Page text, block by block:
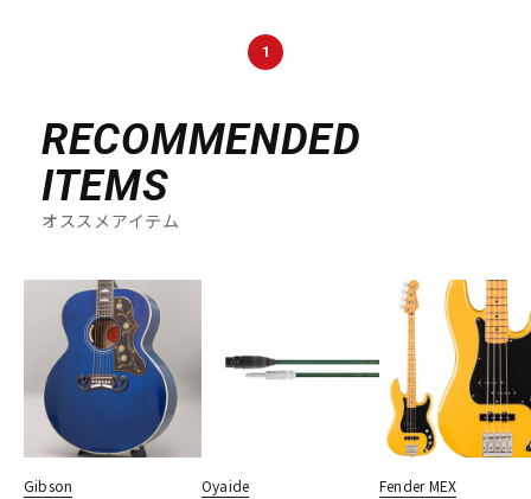
配信/ライブ機器 楽器アクセサリ
中古
1
RECOMMENDED
ITEMS
オススメアイテム
Gibson Oyaide Fender MEX